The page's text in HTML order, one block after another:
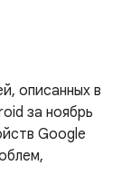
описанных в
за ноябрь
Google